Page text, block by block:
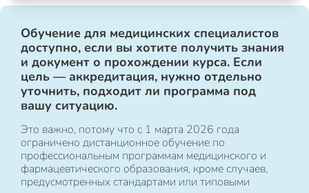
Обучение для медицинских специалистов
доступно, если вы хотите получить знания
и документ о прохождении курса. Если
цель — аккредитация, нужно отдельно
уточнить, подходит ли программа под
вашу ситуацию.
Это важно, потому что с 1 марта 2026 года
ограничено дистанционное обучение по
профессиональным программам медицинского и
фармацевтического образования, кроме случаев,
предусмотренных стандартами или типовыми